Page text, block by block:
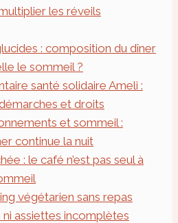
les réveils
: composition du dîner
le sommeil ?
santé solidaire Ameli :
et droits
et sommeil :
continue la nuit
: le café n’est pas seul à
végétarien sans repas
assiettes incomplètes